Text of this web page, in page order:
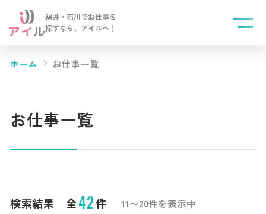
福井・石川でお仕事を
探すなら、 アイルへ！
ホーム お仕事一覧
お仕事一覧
検索結果 全42件11〜20件を表示中